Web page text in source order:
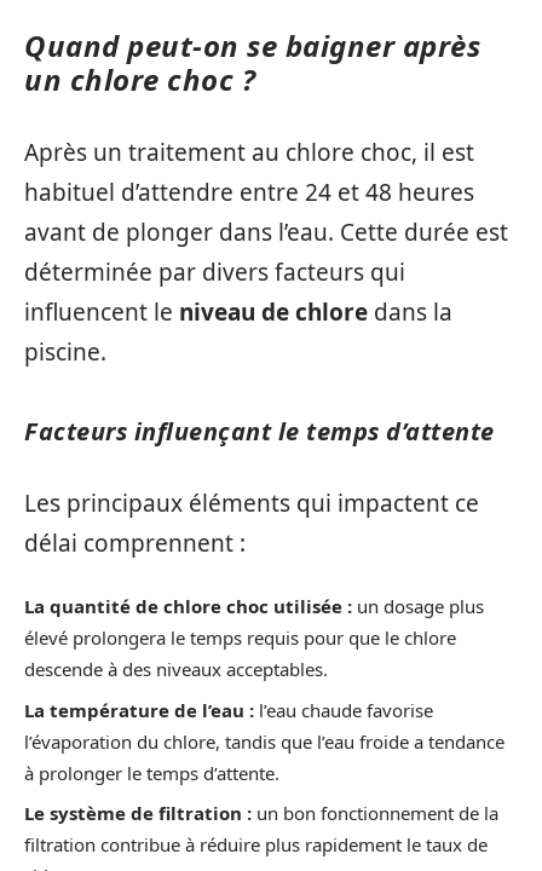
Quand peut-on se baigner après
un chlore choc ?
Après un traitement au chlore choc, il est
habituel d’attendre entre 24 et 48 heures
avant de plonger dans l’eau. Cette durée est
déterminée par divers facteurs qui
influencent le niveau de chlore dans la
piscine.
Facteurs influençant le temps d’attente
Les principaux éléments qui impactent ce
délai comprennent :
La quantité de chlore choc utilisée : un dosage plus
élevé prolongera le temps requis pour que le chlore
descende à des niveaux acceptables.
La température de l’eau : l’eau chaude favorise
l’évaporation du chlore, tandis que l’eau froide a tendance
à prolonger le temps d’attente.
Le système de filtration : un bon fonctionnement de la
filtration contribue à réduire plus rapidement le taux de